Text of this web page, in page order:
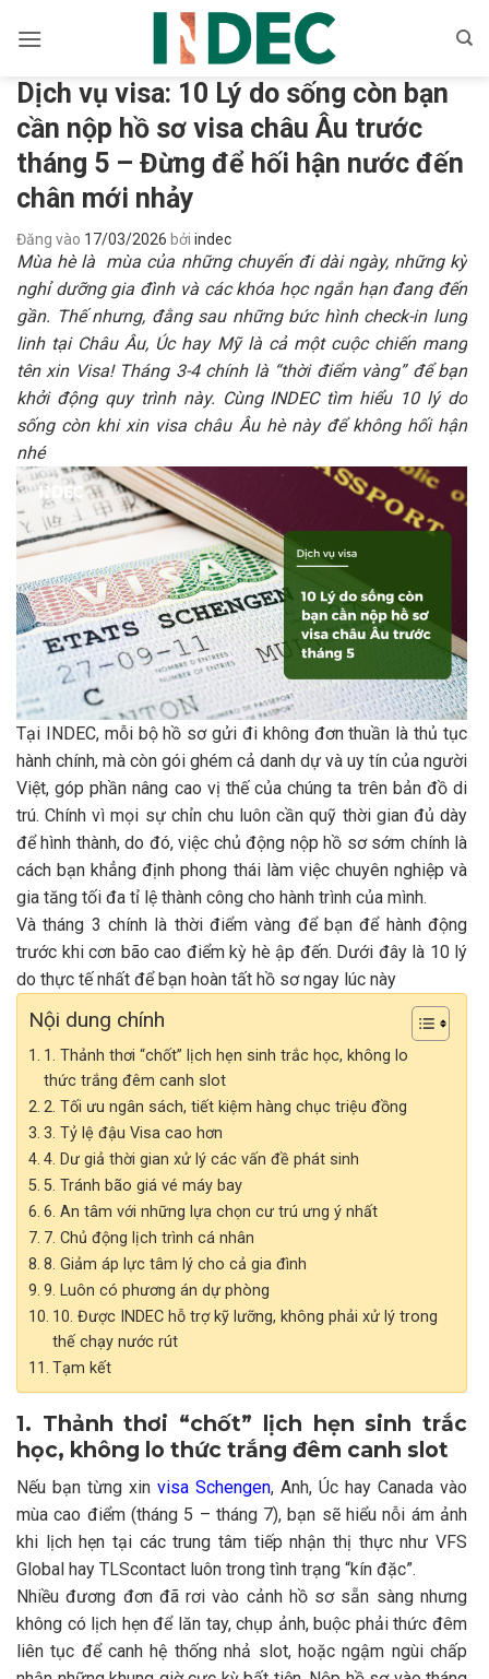
qua
dungDịch vụ visa: 10 Lý do sống còn bạn
cần nộp hồ sơ visa châu Âu trước
tháng 5 – Đừng để hối hận nước đến
chân mới nhảy
Đăng vào 17/03/2026 bởi indec
Mùa hè là mùa của những chuyến đi dài ngày, những kỳ
nghỉ dưỡng gia đình và các khóa học ngắn hạn đang đến
gần. Thế nhưng, đằng sau những bức hình check-in lung
linh tại Châu Âu, Úc hay Mỹ là cả một cuộc chiến mang
tên xin Visa! Tháng 3-4 chính là “thời điểm vàng” để bạn
khởi động quy trình này. Cùng INDEC tìm hiểu 10 lý do
sống còn khi xin visa châu Âu hè này để không hối hận
nhé
Tại INDEC, mỗi bộ hồ sơ gửi đi không đơn thuần là thủ tục
hành chính, mà còn gói ghém cả danh dự và uy tín của người
Việt, góp phần nâng cao vị thế của chúng ta trên bản đồ di
trú. Chính vì mọi sự chỉn chu luôn cần quỹ thời gian đủ dày
để hình thành, do đó, việc chủ động nộp hồ sơ sớm chính là
cách bạn khẳng định phong thái làm việc chuyên nghiệp và
gia tăng tối đa tỉ lệ thành công cho hành trình của mình.
Và tháng 3 chính là thời điểm vàng để bạn để hành động
trước khi cơn bão cao điểm kỳ hè ập đến. Dưới đây là 10 lý
do thực tế nhất để bạn hoàn tất hồ sơ ngay lúc này
Nội dung chính
1. Thảnh thơi “chốt” lịch hẹn sinh trắc học, không lo
thức trắng đêm canh slot
2. Tối ưu ngân sách, tiết kiệm hàng chục triệu đồng
3. Tỷ lệ đậu Visa cao hơn
4. Dư giả thời gian xử lý các vấn đề phát sinh
5. Tránh bão giá vé máy bay
6. An tâm với những lựa chọn cư trú ưng ý nhất
7. Chủ động lịch trình cá nhân
8. Giảm áp lực tâm lý cho cả gia đình
9. Luôn có phương án dự phòng
10. Được INDEC hỗ trợ kỹ lưỡng, không phải xử lý trong
thế chạy nước rút
Tạm kết
1. Thảnh thơi “chốt” lịch hẹn sinh trắc
học, không lo thức trắng đêm canh slot
Nếu bạn từng xin visa Schengen, Anh, Úc hay Canada vào
mùa cao điểm (tháng 5 – tháng 7), bạn sẽ hiểu nỗi ám ảnh
khi lịch hẹn tại các trung tâm tiếp nhận thị thực như VFS
Global hay TLScontact luôn trong tình trạng “kín đặc”.
Nhiều đương đơn đã rơi vào cảnh hồ sơ sẵn sàng nhưng
không có lịch hẹn để lăn tay, chụp ảnh, buộc phải thức đêm
liên tục để canh hệ thống nhả slot, hoặc ngậm ngùi chấp